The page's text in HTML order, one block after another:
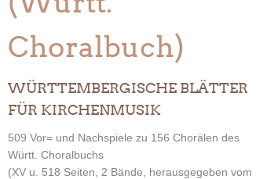
Choralbuch)
WÜRTTEMBERGISCHE BLÄTTER
FÜR KIRCHENMUSIK
509 Vor= und Nachspiele zu 156 Chorälen des
Württ. Choralbuchs
(XV u. 518 Seiten, 2 Bände, herausgegeben vom